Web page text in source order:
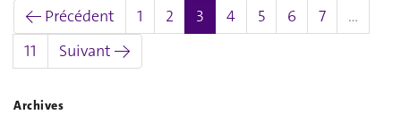
← Précédent 1 2 3 (actuel)
4 5 6 7
…
11
Suivant →
Archives